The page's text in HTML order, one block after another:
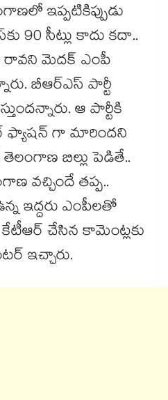
ఇప్పటికిప్పుడు
90 సీట్లు కాదు కదా..
రావని మెదక్ ఎంపీ
బీఆర్ఎస్ పార్టీ
ఆ పార్టీకి
ఫ్యాషన్ గా మారిందని
బిల్లు పెడితే..
వచ్చిందే తప్ప..
ఇద్దరు ఎంపీలతో
చేసిన కామెంట్లకు
ఇచ్చారు.